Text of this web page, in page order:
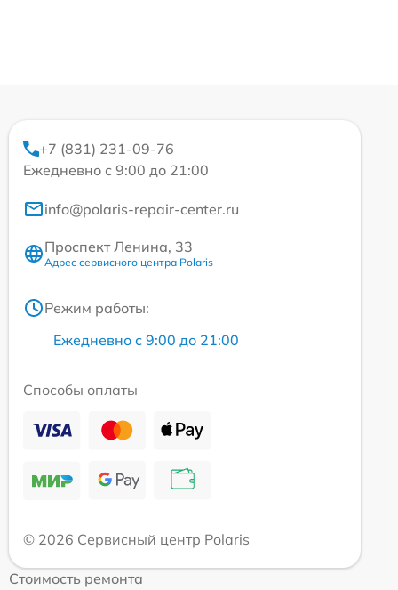
+7 (831) 231-09-76
Ежедневно с 9:00 до 21:00
info@polaris-repair-center.ru
Проспект Ленина, 33
Адрес сервисного центра Polaris
Режим работы:
Ежедневно с 9:00 до 21:00
Способы оплаты
© 2026 Сервисный центр Polaris
Стоимость ремонта